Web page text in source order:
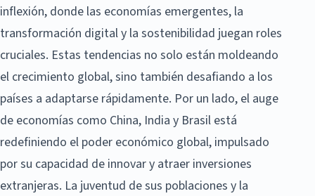
inflexión, donde las economías emergentes, la
transformación digital y la sostenibilidad juegan roles
cruciales. Estas tendencias no solo están moldeando
el crecimiento global, sino también desafiando a los
países a adaptarse rápidamente. Por un lado, el auge
de economías como China, India y Brasil está
redefiniendo el poder económico global, impulsado
por su capacidad de innovar y atraer inversiones
extranjeras. La juventud de sus poblaciones y la